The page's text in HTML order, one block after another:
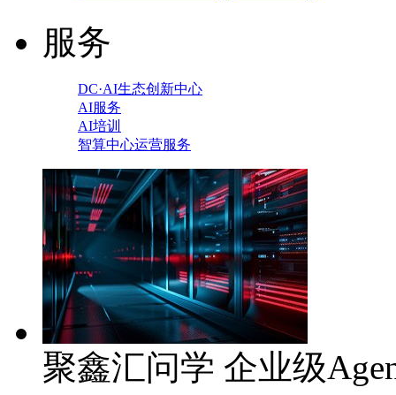
服务
DC·AI生态创新中心
AI服务
AI培训
智算中心运营服务
聚鑫汇问学 企业级